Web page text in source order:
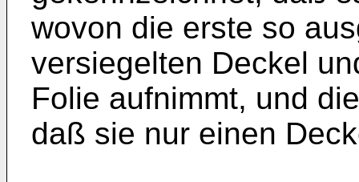
wovon die erste so
versiegelten Deckel
Folie aufnimmt, und
daß sie nur einen